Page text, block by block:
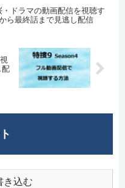
・ドラマの動画配信を視聴す
ら最終話まで見逃し配信
配
き込む